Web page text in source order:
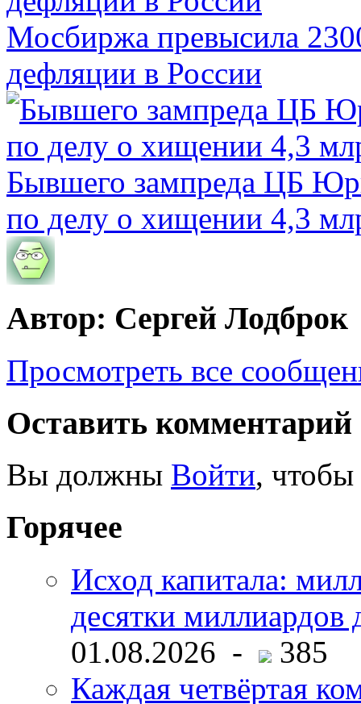
Мосбиржа превысила
дефляции в России
Бывшего зампреда ЦБ
по делу о хищении 4,3
Автор: Сергей Лодброк
Просмотреть все
Оставить комментарий
Вы должны Войти, чтобы
Горячее
Исход капитала:
десятки миллиардов
01.08.2026 -
385
Каждая четвёртая